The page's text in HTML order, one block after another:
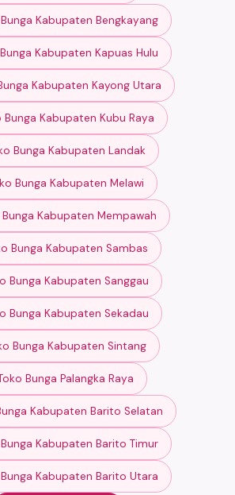
Kabupaten Bengkayang
Kabupaten Kapuas Hulu
Kabupaten Kayong Utara
Bunga Kabupaten Kubu Raya
Bunga Kabupaten Landak
Bunga Kabupaten Melawi
Bunga Kabupaten Mempawah
Bunga Kabupaten Sambas
Bunga Kabupaten Sanggau
Bunga Kabupaten Sekadau
Bunga Kabupaten Sintang
Bunga Palangka Raya
Kabupaten Barito Selatan
Kabupaten Barito Timur
Kabupaten Barito Utara